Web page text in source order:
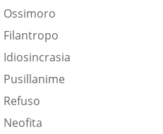
Ossimoro
Filantropo
Idiosincrasia
Pusillanime
Refuso
Neofita